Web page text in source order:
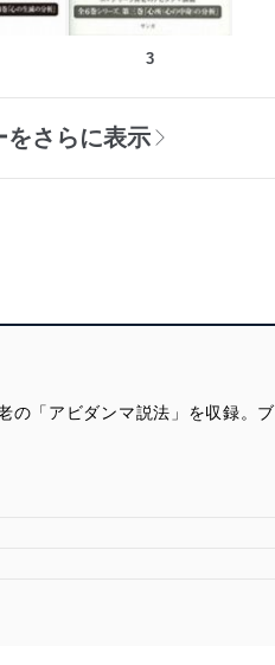
3
をさらに表示
の「アビダンマ説法」を収録。ブ